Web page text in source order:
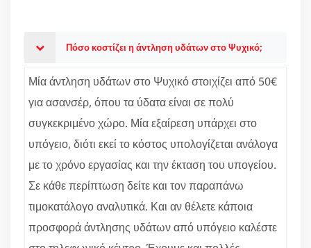
Πόσο κοστίζει η άντληση υδάτων στο Ψυχικό;
Μία άντληση υδάτων στο Ψυχικό στοιχίζει από 50€
για ασανσέρ, όπου τα ύδατα είναι σε πολύ
συγκεκριμένο χώρο. Μία εξαίρεση υπάρχει στο
υπόγειο, διότι εκεί το κόστος υπολογίζεται ανάλογα
με το χρόνο εργασίας και την έκταση του υπογείου.
Σε κάθε περίπτωση δείτε και τον παραπάνω
τιμοκατάλογο αναλυτικά. Και αν θέλετε κάποια
προσφορά άντλησης υδάτων από υπόγειο καλέστε